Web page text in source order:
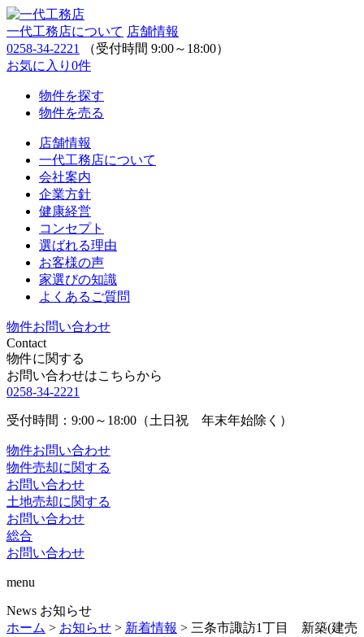
一代工務店について 店舗情報
0258-34-2221
（受付時間 9:00～18:00）
お気に入り 0件
物件を探す
物件を売る
店舗情報
一代工務店について
会社案内
企業方針
健康経営
コンセプト
選ばれる理由
お客様の声
家選びの知識
よくあるご質問
物件お問い合わせ
Contact
物件に関する
お問い合わせはこちらから
0258-34-2221
受付時間：9:00～18:00（土日祝 年末年始除く）
物件お問い合わせ
物件売却に関する
お問い合わせ
土地売却に関する
お問い合わせ
総合
お問い合わせ
menu
News お知らせ
ホーム > お知らせ > 新着情報 > 三条市諏訪1丁目 新築(建売